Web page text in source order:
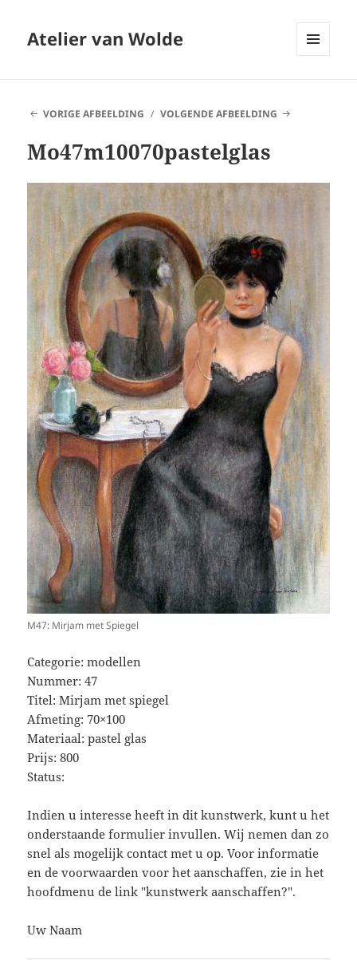
Atelier van Wolde
VORIGE AFBEELDING
VOLGENDE AFBEELDING
Mo47m10070pastelglas
M47: Mirjam met Spiegel
Categorie: modellen
Nummer: 47
Titel: Mirjam met spiegel
Afmeting: 70×100
Materiaal: pastel glas
Prijs: 800
Status:
Indien u interesse heeft in dit kunstwerk, kunt u het
onderstaande formulier invullen. Wij nemen dan zo
snel als mogelijk contact met u op. Voor informatie
en de voorwaarden voor het aanschaffen, zie in het
hoofdmenu de link "kunstwerk aanschaffen?".
Uw Naam